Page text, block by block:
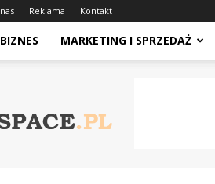
Reklama Kontakt
BIZNES MARKETING I SPRZEDAŻ